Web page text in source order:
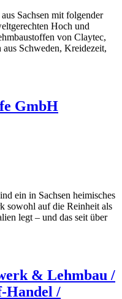
Sachsen mit folgender
Hoch und
von Claytec,
Schweden, Kreidezeit,
GmbH
ein in Sachsen heimisches
sowohl auf die Reinheit als
legt – und das seit über
& Lehmbau /
Handel /